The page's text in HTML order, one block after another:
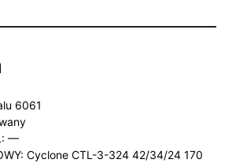
6061
—
Cyclone CTL-3-324 42/34/24 170